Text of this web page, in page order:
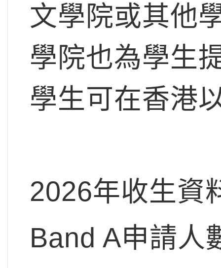
文學院或其他
學院也為學生
學生可在香港
2026年收生資
Band A申請人